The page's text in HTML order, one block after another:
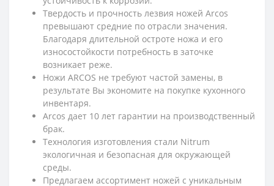
Твердость и прочность лезвия ножей Arcos
превышают средние по отрасли значения.
Благодаря длительной остроте ножа и его
износостойкости потребность в заточке
возникает реже.
Ножи ARCOS не требуют частой замены, в
результате Вы экономите на покупке кухонного
инвентаря.
Arcos дает 10 лет гарантии на производственный
брак.
Технология изготовления стали Nitrum
экологичная и безопасная для окружающей
среды.
Предлагаем ассортимент ножей с уникальным